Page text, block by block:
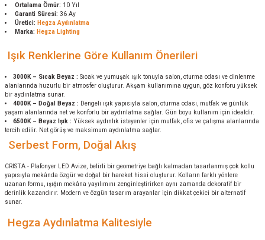
Ortalama Ömür: 10 Yıl
Garanti Süresi: 36 Ay
Üretici: Hegza Aydınlatma
Marka: Hegza Lighting
Işık Renklerine Göre Kullanım Önerileri
3000K – Sıcak Beyaz :Sıcak ve yumuşak ışık tonuyla salon, oturma odası ve dinlenme
alanlarında huzurlu bir atmosfer oluşturur. Akşam kullanımına uygun, göz konforu yüksek
bir aydınlatma sunar.
4000K – Doğal Beyaz : Dengeli ışık yapısıyla salon, oturma odası, mutfak ve günlük
yaşam alanlarında net ve konforlu bir aydınlatma sağlar. Gün boyu kullanım için idealdir.
6500K – Beyaz Işık :Yüksek aydınlık isteyenler için mutfak, ofis ve çalışma alanlarında
tercih edilir. Net görüş ve maksimum aydınlatma sağlar.
Serbest Form, Doğal Akış
CRISTA - Plafonyer LED Avize, belirli bir geometriye bağlı kalmadan tasarlanmış çok kollu
yapısıyla mekânda özgür ve doğal bir hareket hissi oluşturur. Kolların farklı yönlere
uzanan formu, ışığın mekâna yayılımını zenginleştirirken aynı zamanda dekoratif bir
derinlik kazandırır. Modern ve özgün tasarım arayanlar için dikkat çekici bir alternatif
sunar.
Hegza Aydınlatma Kalitesiyle